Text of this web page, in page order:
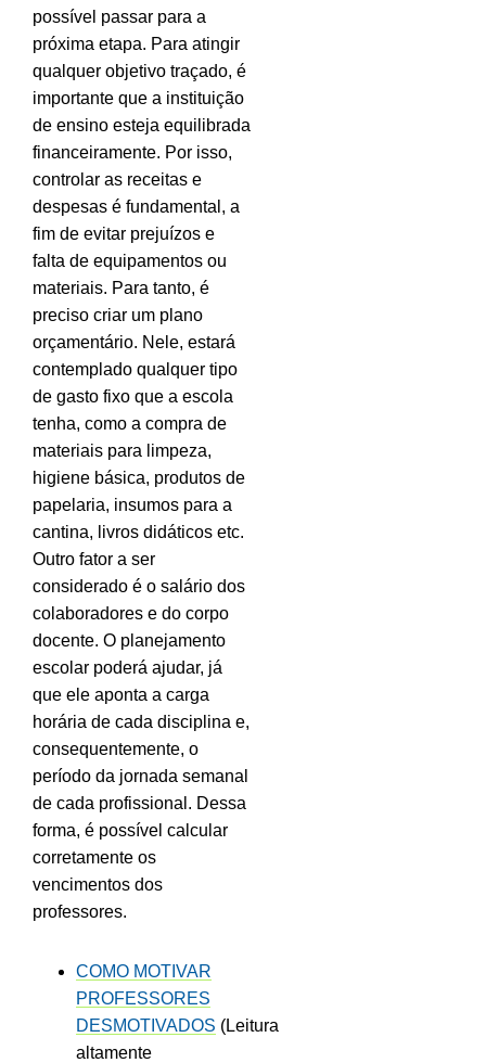
possível passar para a
próxima etapa. Para atingir
qualquer objetivo traçado, é
importante que a instituição
de ensino esteja equilibrada
financeiramente. Por isso,
controlar as receitas e
despesas é fundamental, a
fim de evitar prejuízos e
falta de equipamentos ou
materiais. Para tanto, é
preciso criar um plano
orçamentário. Nele, estará
contemplado qualquer tipo
de gasto fixo que a escola
tenha, como a compra de
materiais para limpeza,
higiene básica, produtos de
papelaria, insumos para a
cantina, livros didáticos etc.
Outro fator a ser
considerado é o salário dos
colaboradores e do corpo
docente. O planejamento
escolar poderá ajudar, já
que ele aponta a carga
horária de cada disciplina e,
consequentemente, o
período da jornada semanal
de cada profissional. Dessa
forma, é possível calcular
corretamente os
vencimentos dos
professores.
COMO MOTIVAR
PROFESSORES
DESMOTIVADOS (Leitura
altamente